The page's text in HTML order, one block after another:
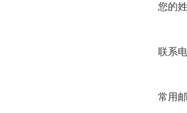
您的
联系
常用